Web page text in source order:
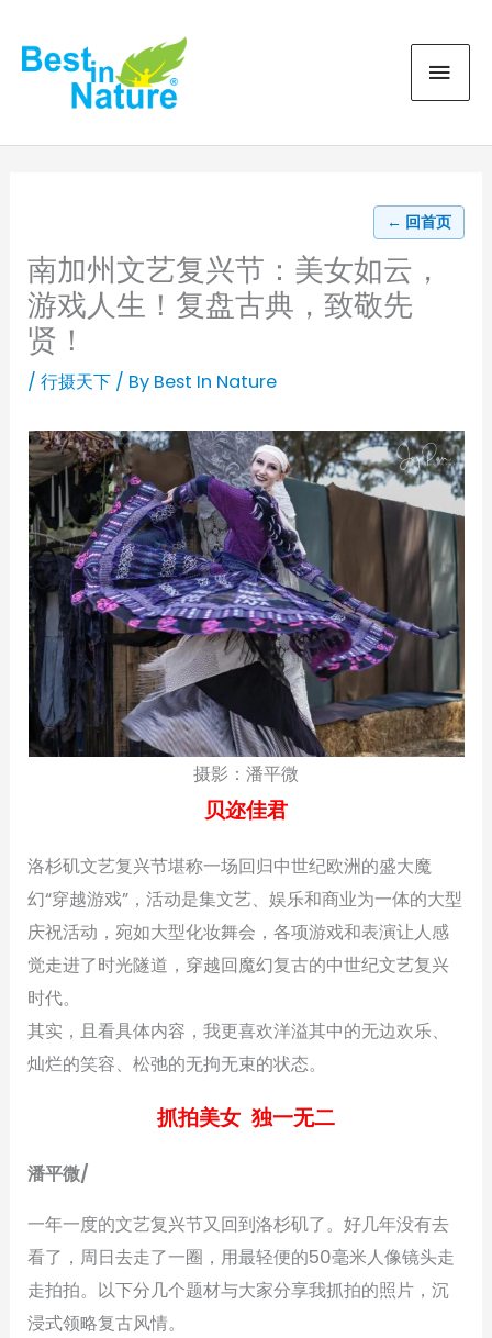
content
← 回首页
南加州文艺复兴节：美女如云，
游戏人生！复盘古典，致敬先
贤！
/行摄天下 / By Best In Nature
摄影：潘平微
贝迩佳君
洛杉矶文艺复兴节堪称一场回归中世纪欧洲的盛大魔
幻“穿越游戏”，活动是集文艺、娱乐和商业为一体的大型
庆祝活动，宛如大型化妆舞会，各项游戏和表演让人感
觉走进了时光隧道，穿越回魔幻复古的中世纪文艺复兴
时代。
其实，且看具体内容，我更喜欢洋溢其中的无边欢乐、
灿烂的笑容、松弛的无拘无束的状态。
抓拍美女 独一无二
潘平微/
一年一度的文艺复兴节又回到洛杉矶了。好几年没有去
看了，周日去走了一圈，用最轻便的50毫米人像镜头走
走拍拍。以下分几个题材与大家分享我抓拍的照片，沉
浸式领略复古风情。